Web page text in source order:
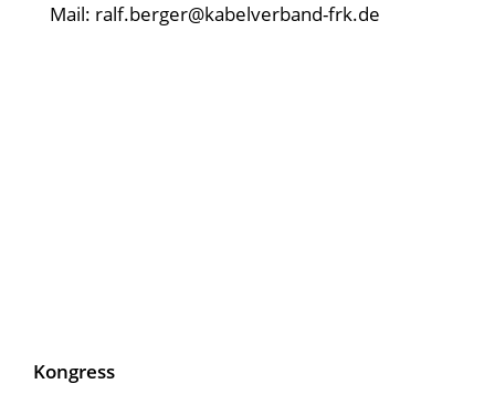
Mail: ralf.berger@kabelverband-frk.de
Kongress